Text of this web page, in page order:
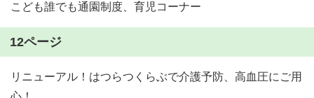
こども誰でも通園制度、育児コーナー
12ページ
リニューアル！はつらつくらぶで介護予防、高血圧にご用